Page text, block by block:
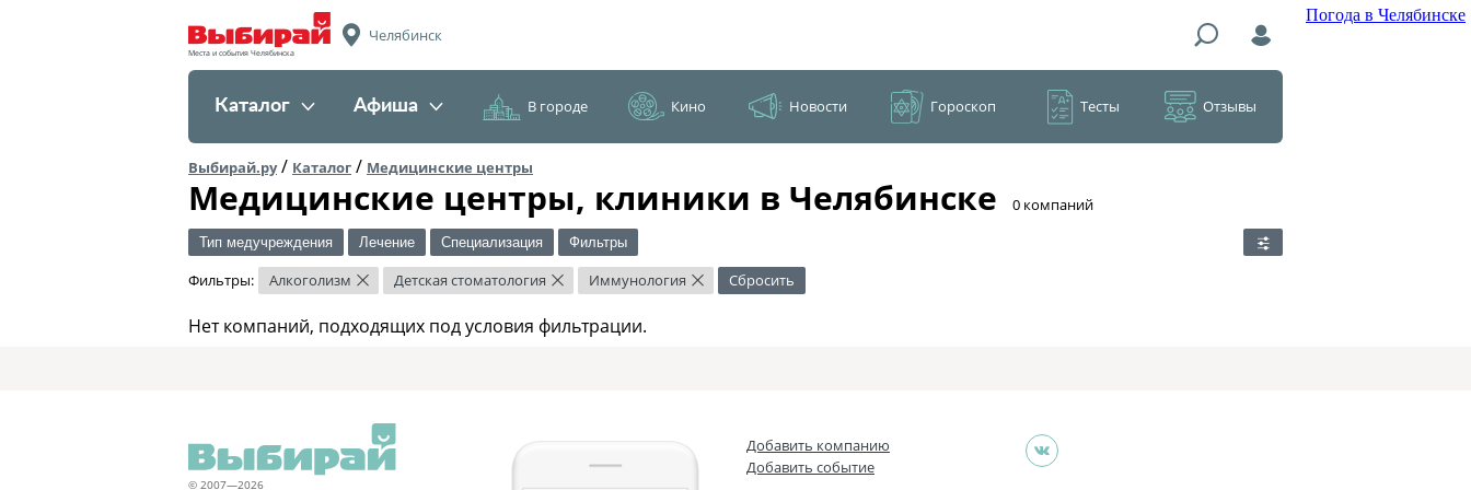
Погода в Челябинске
Места и события Челябинска
Челябинск
Каталог Афиша В городе Кино Новости Гороскоп Тесты Отзывы
Выбирай.ру/ Каталог / Медицинские центры
Медицинские центры, клиники в Челябинске ​0 компаний
Тип медучреждения Лечение Специализация Фильтры
Фильтры: Алкоголизм × Детская стоматология × Иммунология × Сбросить
Нет компаний, подходящих под условия фильтрации.
© 2007—2026
Добавить компанию
Добавить событие